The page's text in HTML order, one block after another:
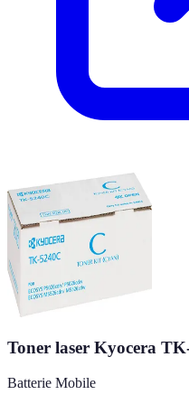
Toner laser Kyocera
Batterie Mobile